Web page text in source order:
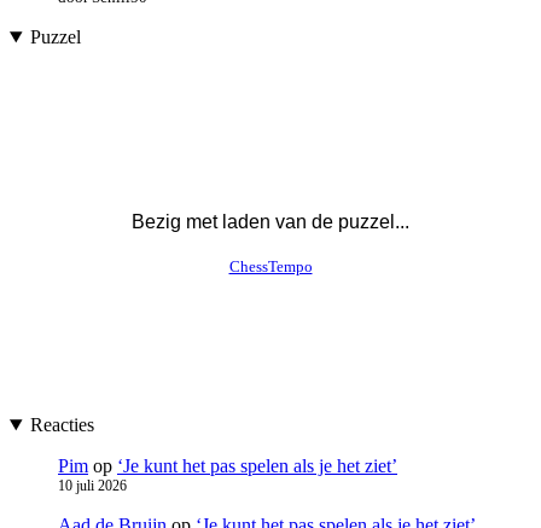
Puzzel
Reacties
Pim op ‘Je kunt het pas spelen als je het ziet’
10 juli 2026